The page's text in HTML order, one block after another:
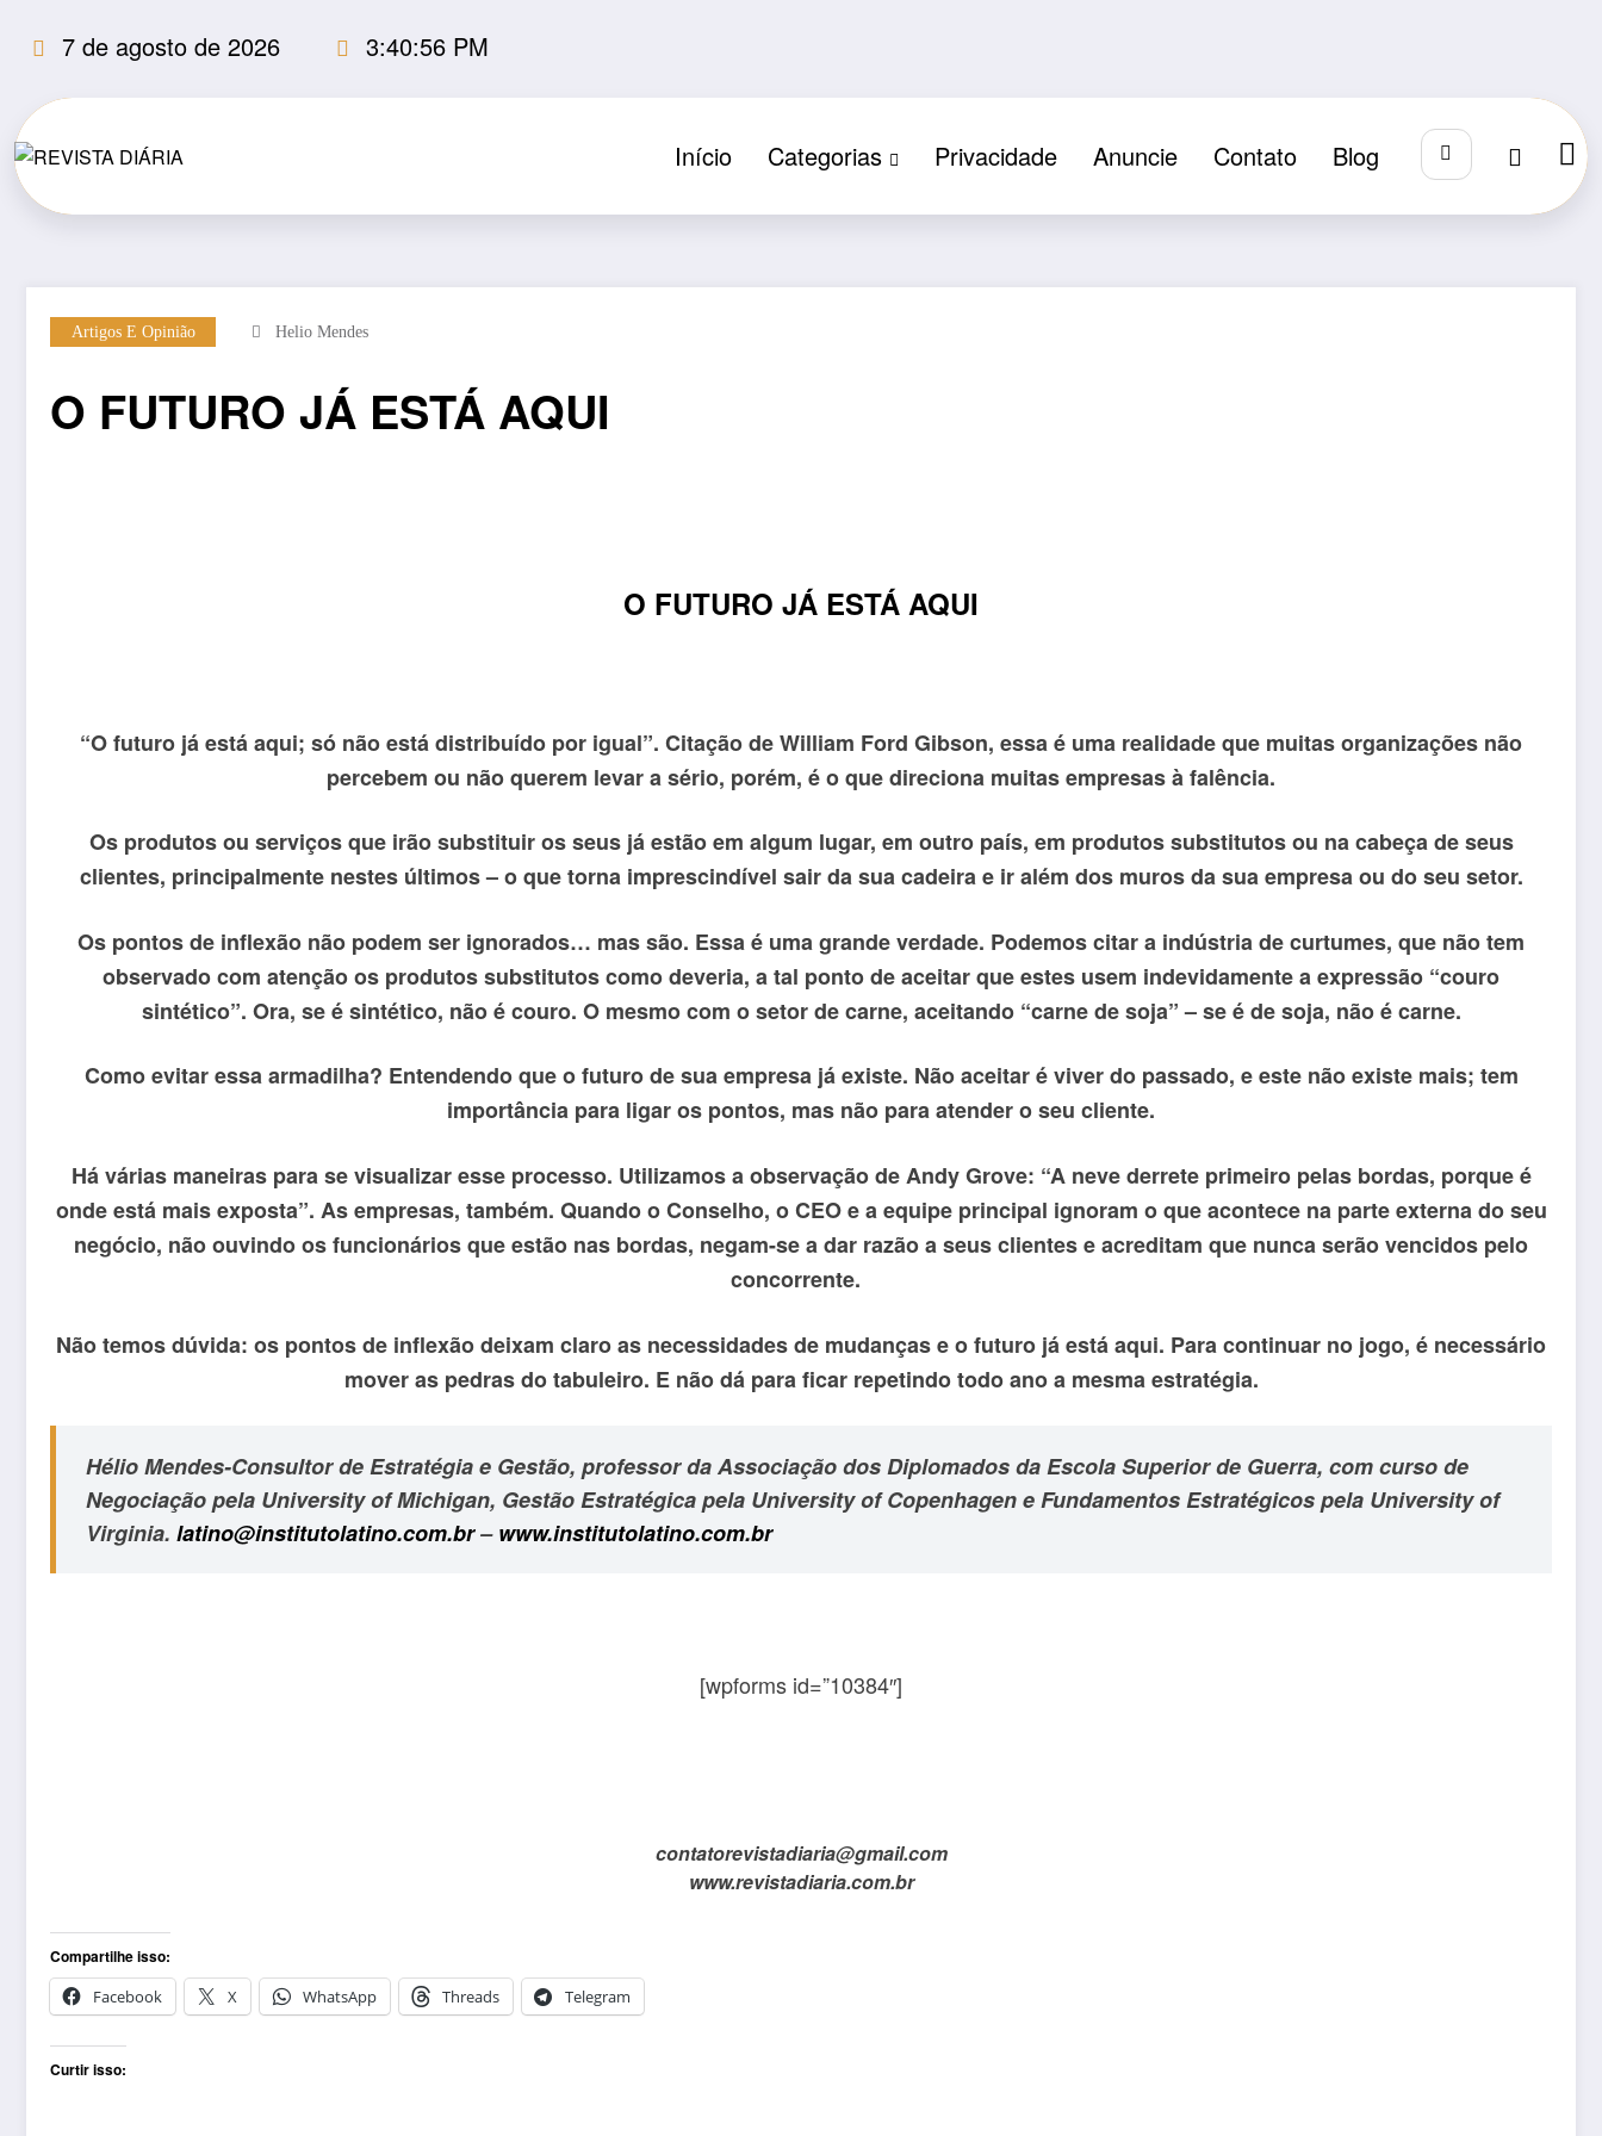
para
conteúdo
7 de agosto de 2026 3:40:57 PM
Início Categorias Privacidade Anuncie Contato Blog
Artigos E Opinião Helio Mendes
O FUTURO JÁ ESTÁ AQUI
O FUTURO JÁ ESTÁ AQUI
“O futuro já está aqui; só não está distribuído por igual”. Citação de William Ford Gibson, essa é uma realidade que muitas organizações não
percebem ou não querem levar a sério, porém, é o que direciona muitas empresas à falência.
Os produtos ou serviços que irão substituir os seus já estão em algum lugar, em outro país, em produtos substitutos ou na cabeça de seus
clientes, principalmente nestes últimos – o que torna imprescindível sair da sua cadeira e ir além dos muros da sua empresa ou do seu setor.
Os pontos de inflexão não podem ser ignorados… mas são. Essa é uma grande verdade. Podemos citar a indústria de curtumes, que não tem
observado com atenção os produtos substitutos como deveria, a tal ponto de aceitar que estes usem indevidamente a expressão “couro
sintético”. Ora, se é sintético, não é couro. O mesmo com o setor de carne, aceitando “carne de soja” – se é de soja, não é carne.
Como evitar essa armadilha? Entendendo que o futuro de sua empresa já existe. Não aceitar é viver do passado, e este não existe mais; tem
importância para ligar os pontos, mas não para atender o seu cliente.
Há várias maneiras para se visualizar esse processo. Utilizamos a observação de Andy Grove: “A neve derrete primeiro pelas bordas, porque é
onde está mais exposta”. As empresas, também. Quando o Conselho, o CEO e a equipe principal ignoram o que acontece na parte externa do seu
negócio, não ouvindo os funcionários que estão nas bordas, negam-se a dar razão a seus clientes e acreditam que nunca serão vencidos pelo
concorrente.
Não temos dúvida: os pontos de inflexão deixam claro as necessidades de mudanças e o futuro já está aqui. Para continuar no jogo, é necessário
mover as pedras do tabuleiro. E não dá para ficar repetindo todo ano a mesma estratégia.
Hélio Mendes-Consultor de Estratégia e Gestão, professor da Associação dos Diplomados da Escola Superior de Guerra, com curso de
Negociação pela University of Michigan, Gestão Estratégica pela University of Copenhagen e Fundamentos Estratégicos pela University of
Virginia. latino@institutolatino.com.br–www.institutolatino.com.br
[wpforms id=”10384″]
contatorevistadiaria@gmail.com
www.revistadiaria.com.br
Compartilhe isso:
Facebook
X WhatsApp Threads Telegram
Curtir isso: